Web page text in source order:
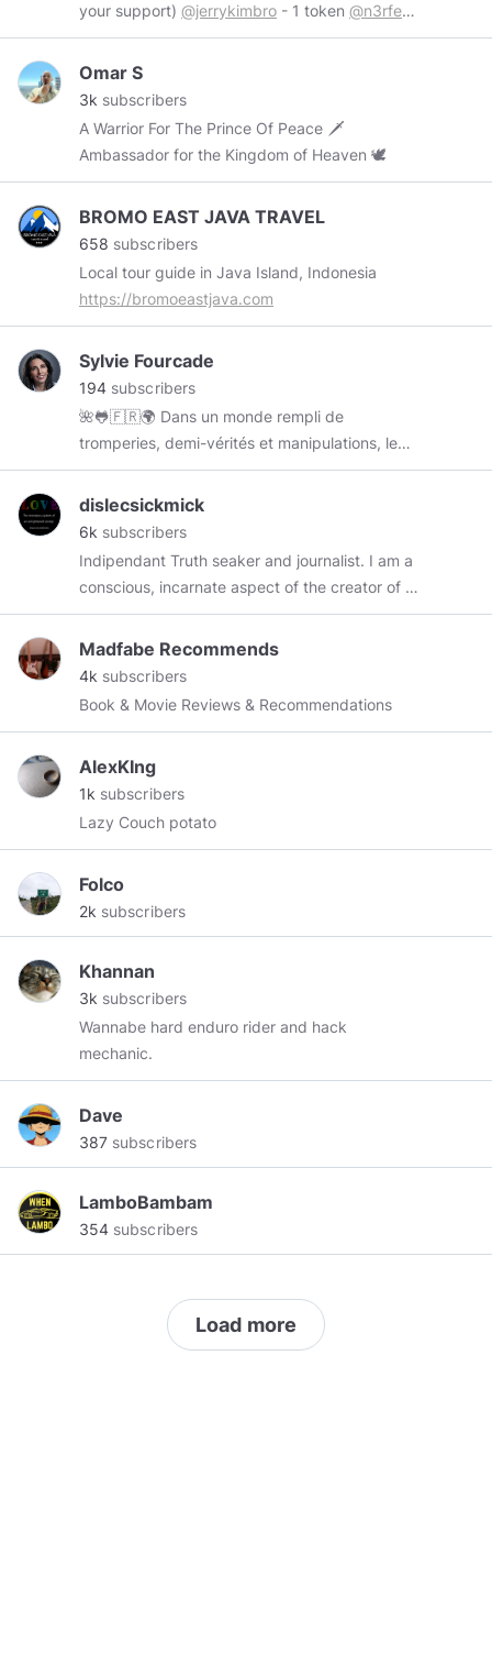
your support) @jerrykimbro - 1 token @n3rfed-
4 token@RedDragonLS
- 1 token Wires me at:
https://www.minds.com/hanhang0201
Omar S
3k subscribers
A Warrior For The Prince Of Peace 🗡
Ambassador for the Kingdom of Heaven 🕊
BROMO EAST JAVA TRAVEL
658 subscribers
Local tour guide in Java Island, Indonesia
https://bromoeastjava.com
Sylvie Fourcade
194 subscribers
🌺🐸🇫🇷🌍 Dans un monde rempli de
tromperies, demi-vérités et manipulations, le
besoin de vérité est une noble quête. Un
voyage qui nous emmène dans les recoins les
plus sombres, mais qui nous donne l’espoir d'en
d’embûches, or la recherche de transparence et
de justice est un appel que nous devons tous
l’avenir et le monde 💫
dislecsickmick
6k subscribers
Indipendant Truth seaker and journalist. I am a
conscious, incarnate aspect of the creator of all
existence, born into this duality of love and
fear! and I recognize you as the same! I choose
love and forgiveness OVER fear and hate ! If we
Madfabe Recommends
4k subscribers
Book & Movie Reviews & Recommendations
AlexKIng
1k subscribers
Lazy Couch potato
Folco
2k subscribers
Khannan
3k subscribers
Wannabe hard enduro rider and hack
mechanic.
Dave
387 subscribers
LamboBambam
354 subscribers
Load more